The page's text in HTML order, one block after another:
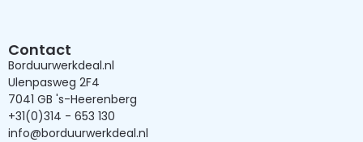
Contact
Borduurwerkdeal.nl
Ulenpasweg 2F4
7041 GB 's-Heerenberg
+31(0)314 - 653 130
info@borduurwerkdeal.nl